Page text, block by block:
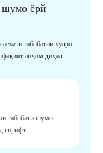
ёрй
табобатии худро
анҷом диҳад.
табобати шумо
гирифт